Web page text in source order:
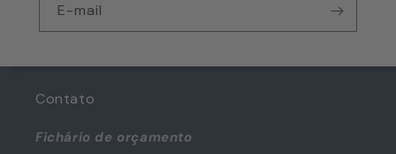
E-mail
Contato
Fichário de orçamento